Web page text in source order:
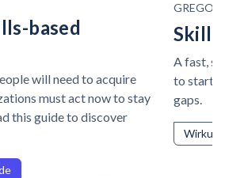
based
will need to acquire
must act now to stay
this guide to discover
GREGOR
A fast,
to start
gaps.